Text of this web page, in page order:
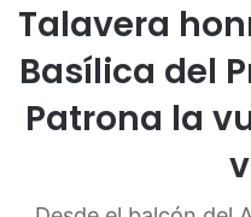
Talavera
Basílica del
Patrona la